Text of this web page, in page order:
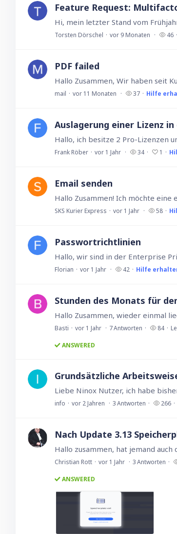
Feature Request:
Torsten Dörschel vor 9 Monaten 46
PDF failed
mail vor 11 Monaten 37 Hilfe
Auslagerung einer Lizenz
Frank Röber vor 1 Jahr 34 1
Email senden
SKS Kurier Express vor 1 Jahr 58
Passwortrichtlinien
Florian vor 1 Jahr 42 Hilfe
Stunden des Monats für
Basti vor 1 Jahr 7Antworten 84
ANSWERED
Grundsätzliche
info vor 2 Jahren 3Antworten 266
Nach Update 3.13
Christian Rott vor 1 Jahr 3Antworten
ANSWERED